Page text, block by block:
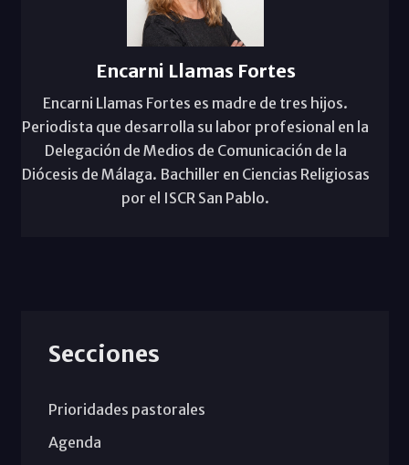
Encarni Llamas Fortes
Encarni Llamas Fortes es madre de tres hijos.
Periodista que desarrolla su labor profesional en la
Delegación de Medios de Comunicación de la
Diócesis de Málaga. Bachiller en Ciencias Religiosas
por el ISCR San Pablo.
Secciones
Prioridades pastorales
Agenda